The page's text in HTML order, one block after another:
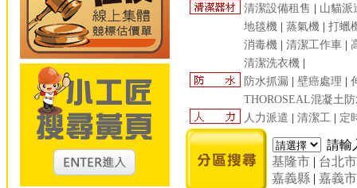
清潔設備租售
山貓派
地毯機 |蒸氣機 |打蠟
消毒機 |清潔工作車
清潔洗衣機
防水抓漏 |壁癌處理 |
THOROSEAL混凝土
人力派遣 |清潔工 定
請輸
基隆市 | 台北市
嘉義縣 |嘉義市